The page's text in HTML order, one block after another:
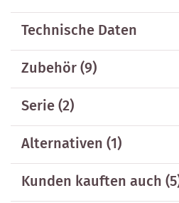
Technische Daten
Zubehör(9)
Serie(2)
Alternativen(1)
Kunden kauften auch